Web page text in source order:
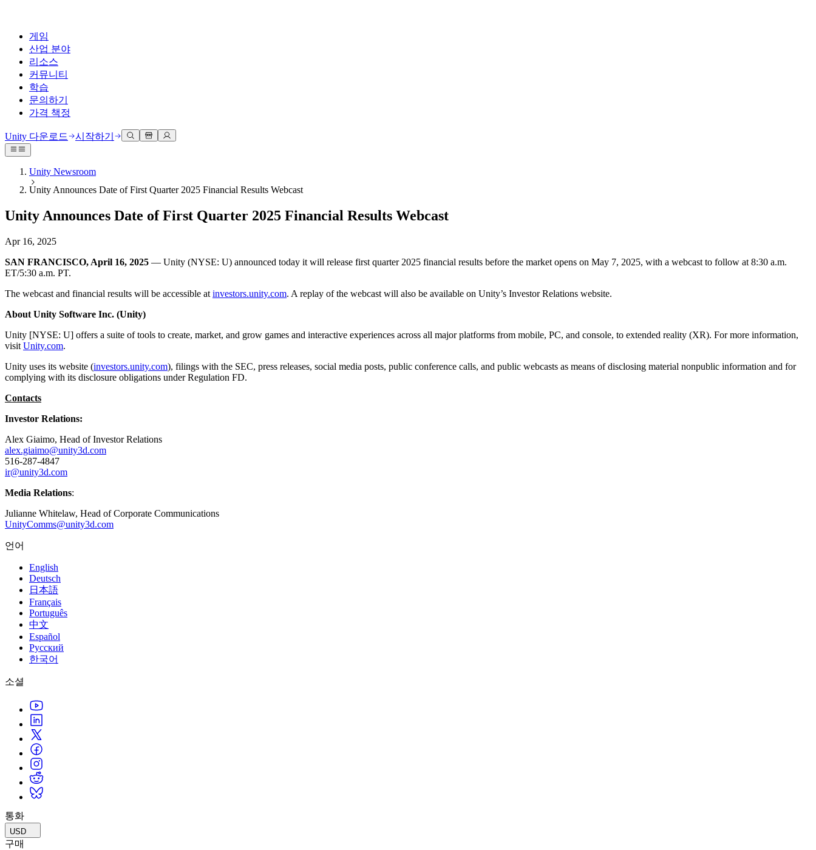
게임
산업 분야
리소스
커뮤니티
학습
문의하기
가격 책정
Unity 엔진
모든 플랫폼 위한 2D 및 3D 게임 제작
협업
팀과 함께 신속한 협업과 반복 작업을 수행하세요.
Unity 다운로드
플랜 및 가격
배포
멀티플랫폼
출시 후 인사이트를 확인하고 라이브 게임을 운영하세요.
성장
사용자 확보
모바일 사용자를 검색하고 Acquire
인앱 결제
수익화
적합한 게임으로 플레이어 연결
활용 부문
모바일 게임
인디 게임
소규모 팀으로 대작 게임을 출시하세요.
XR 게임
여러 플랫폼에서 XR 게임을 출시하세요.
멀티플레이어 게임
멀티플레이어 게임 개발을 간소화하세요.
3D 협업
실시간 3D 프로젝트 빌드 및 검토
몰입형 교육
몰입도 높은 환경 제작
고객 경험
인터랙티브 3D 경험 제작
산업 분야
제조업
리테일
상점 경험을 온라인 경험으로 전환
자동차
혁신을 가속화하고 차량 내 경험을 향상시키세요.
모든 산업 보기
기술 자료
공식 유저. '광고 지면'의 타겟 고객 매뉴얼 및 API 레퍼런스
릴리스 버전 및 이슈 트래커
로드맵
예정된 기능 검토
기술 용어 라이브러리
분석 자료
활용 사례
실제 성공 사례
베스트 프랙티스 가이드
데모
모든 리소스
새로운 기능
업데이트, 정보, 기술 팁
뉴스
토론
토론, 문제 해결, 소통
글로벌 이벤트 및 현지 이벤트
Made with Unity
Unity 크리에이터 소개
Livestreams
개발자, 크리에이터, Insider와의 소통
Unity Awards
전 세계 Unity 크리에이터 축하
Unity Learn
무료로 Unity 기술 마스터
전문 교육
Unity 처음 사용하시나요
시작하기
학습 시작하기
Unity 사용이 처음이신가요? 여정 시작하기
실용적인 팁 및 베스트 프랙티스
교육
학생용
커리어 시작하기
교육 담당자 대상 교육
교육 라이선스
교육 기관에 Unity 강력한 기능 도입
Unity 숙련도를 입증하세요
도움 받기
성공을 위한 Unity
Success 플랜
전문가 지원을 통해 더 빠르게 목표 도달률 달성
FAQ
일반적인 질문에 대한 답변
문의하기
Unity 다운로드 시작하기
Unity Newsroom
Unity Announces Date of First Quarter 2025 Financial Results Webcast
Unity Announces Date of First Quarter 2025 Financial Results Webcast
Apr 16, 2025
SAN FRANCISCO, April 16, 2025 — Unity (NYSE: U) announced today it will release first quarter 2025 financial results before the market opens on May 7, 2025, with a webcast to follow at 8:30 a.m.
ET/5:30 a.m. PT.
The webcast and financial results will be accessible at investors.unity.com. A replay of the webcast will also be available on Unity’s Investor Relations website.
About Unity Software Inc. (Unity)
Unity [NYSE: U] offers a suite of tools to create, market, and grow games and interactive experiences across all major platforms from mobile, PC, and console, to extended reality (XR). For more information,
visit Unity.com.
Unity uses its website (investors.unity.com), filings with the SEC, press releases, social media posts, public conference calls, and public webcasts as means of disclosing material nonpublic information and for
complying with its disclosure obligations under Regulation FD.
Contacts
Investor Relations:
Alex Giaimo, Head of Investor Relations
alex.giaimo@unity3d.com
516-287-4847
ir@unity3d.com
Media Relations:
Julianne Whitelaw, Head of Corporate Communications
UnityComms@unity3d.com
언어
English
Deutsch
日本語
Français
Português
中文
Español
Русский
한국어
소셜
통화
USD
구매